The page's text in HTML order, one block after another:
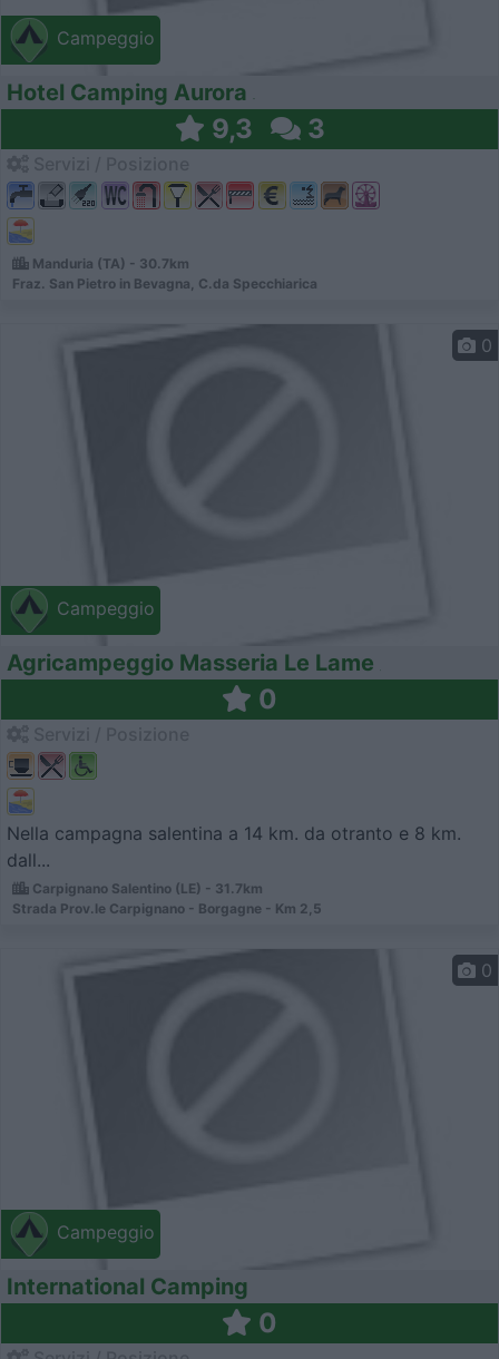
Campeggio
Hotel Camping Aurora
9,3 3
Manduria (TA) - 30.7km
Fraz. San Pietro in Bevagna, C.da Specchiarica
Campeggio
0
Agricampeggio Masseria Le Lame
0
Nella campagna salentina a 14 km. da otranto e 8 km.
dall...
Carpignano Salentino (LE) - 31.7km
Strada Prov.le Carpignano - Borgagne - Km 2,5
Campeggio
0
International Camping
0